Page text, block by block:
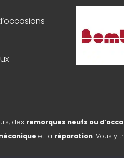
des remorques neufs ou
et la réparation. Vous y